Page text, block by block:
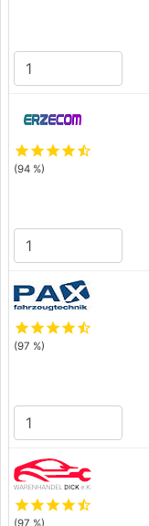
starstarstarstarstar_half
(94 %)
starstarstarstarstar_half
(97 %)
starstarstarstarstar_half
(97 %)